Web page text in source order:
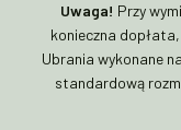
Uwaga! Przy
konieczna
Ubrania wykonane
standardową